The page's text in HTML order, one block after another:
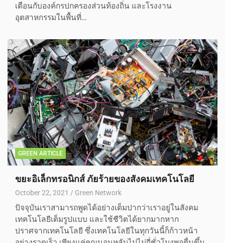
เตือนกับองค์กรปกครองส่วนท้องถิ่น และโรงงาน
อุตสาหกรรมในพื้นที่…
GREEN ARTICLE
ขยะอิเล็กทรอนิกส์ ภัยร้ายของสังคมเทคโนโลยี
October 22, 2021 Green Network
ปัจจุบันเราสามารถพูดได้อย่างเต็มปากว่าเราอยู่ในสังคม
เทคโนโลยีเต็มรูปแบบ และใช้ชีวิตได้ยากมากหาก
ปราศจากเทคโนโลยี ซึ่งเทคโนโลยีในทุกวันนี้ก็ก้าวหน้า